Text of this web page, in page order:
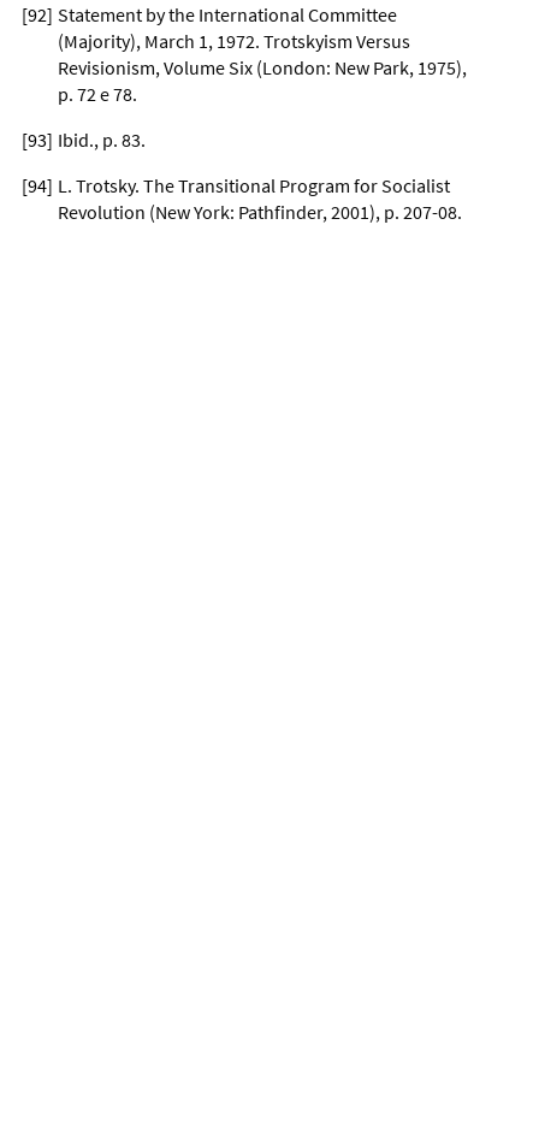
[92] Statement by the International Committee
(Majority), March 1, 1972. Trotskyism Versus
Revisionism, Volume Six (London: New Park, 1975),
p. 72 e 78.
[93] Ibid., p. 83.
[94] L. Trotsky. The Transitional Program for Socialist
Revolution (New York: Pathfinder, 2001), p. 207-08.